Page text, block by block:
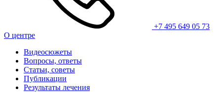
+7 495 649 05 73
О центре
Видеосюжеты
Вопросы, ответы
Статьи, советы
Публикации
Результаты лечения